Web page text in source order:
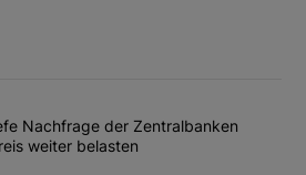
der am meisten kommentierten
Titel "Unerwartet tiefe Nachfrage der
Nachfrage der Zentralbanken
weiter belasten